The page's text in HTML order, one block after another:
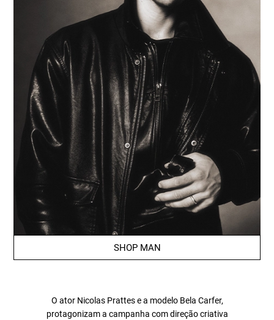
SHOP MAN
O ator Nicolas Prattes e a modelo Bela Carfer,
protagonizam a campanha com direção criativa